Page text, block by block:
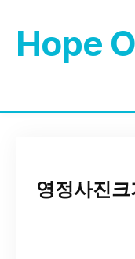
Hope
영정사진